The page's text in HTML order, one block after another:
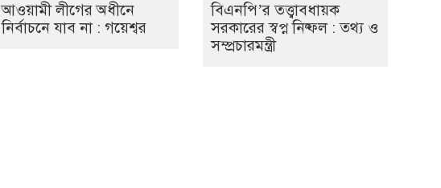
আওয়ামী লীগের অধীনে
নির্বাচনে যাব না : গয়েশ্বর
বিএনপি’র তত্ত্বাবধায়ক
সরকারের স্বপ্ন নিষ্ফল : তথ্য ও
সম্প্রচারমন্ত্রী